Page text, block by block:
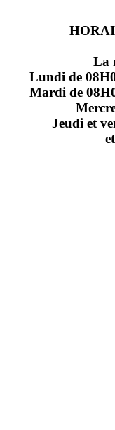
La
Lundi de
Mardi de
Jeudi et